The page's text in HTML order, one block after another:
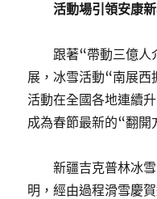
活動場引領安康
跟著“帶動三億人
展，冰雪活動“南展西
活動在全國各地連續
成為春節最新的“翻開
新疆吉克普林冰
明，經由過程滑雪慶